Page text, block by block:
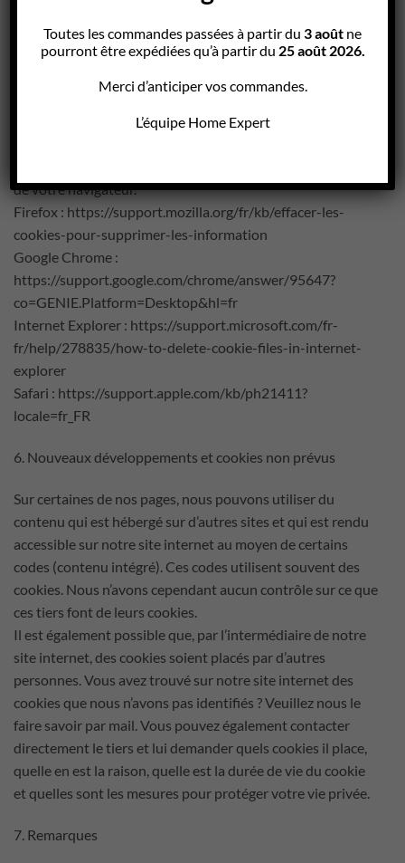
aucune publicité. Les annonces ne sont plus adaptées à vos
centres d’intérêt et peuvent donc apparaître plus souvent.
Les étapes à suivre pour ajuster vos paramètres varient
d’un navigateur à un autre. Si nécessaire, consultez la
de votre navigateur.
Firefox : https://support.mozilla.org/fr/kb/effacer-les-
cookies-pour-supprimer-les-information
Google Chrome :
https://support.google.com/chrome/answer/95647?
co=GENIE.Platform=Desktop&hl=fr
Internet Explorer : https://support.microsoft.com/fr-
fr/help/278835/how-to-delete-cookie-files-in-internet-
explorer
Safari : https://support.apple.com/kb/ph21411?
locale=fr_FR
6. Nouveaux développements et cookies non prévus
Sur certaines de nos pages, nous pouvons utiliser du
contenu qui est hébergé sur d’autres sites et qui est rendu
accessible sur notre site internet au moyen de certains
codes (contenu intégré). Ces codes utilisent souvent des
cookies. Nous n’avons cependant aucun contrôle sur ce que
ces tiers font de leurs cookies.
Il est également possible que, par l’intermédiaire de notre
site internet, des cookies soient placés par d’autres
personnes. Vous avez trouvé sur notre site internet des
cookies que nous n’avons pas identifiés ? Veuillez nous le
faire savoir par mail. Vous pouvez également contacter
directement le tiers et lui demander quels cookies il place,
quelle en est la raison, quelle est la durée de vie du cookie
et quelles sont les mesures pour protéger votre vie privée.
7. Remarques
Toutes les commandes passées à partir du 3 août ne
pourront être expédiées qu’à partir du 25 août 2026.
Merci d’anticiper vos commandes.
L’équipe Home Expert